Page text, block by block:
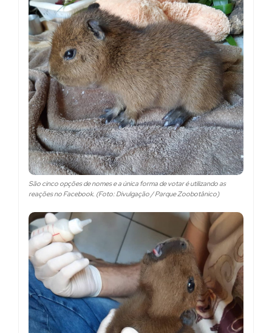
São cinco opções de nomes e a única forma de votar é utilizando as
reações no Facebook. (Foto: Divulgação / Parque Zoobotânico)